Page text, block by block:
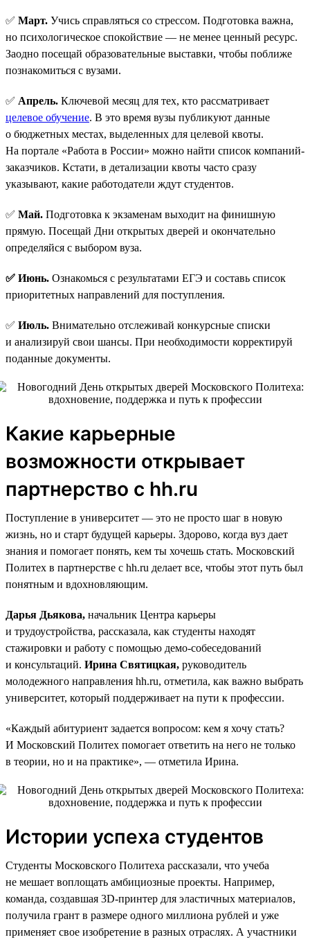
✅ Март. Учись справляться со стрессом. Подготовка важна,
но психологическое спокойствие — не менее ценный ресурс.
Заодно посещай образовательные выставки, чтобы поближе
познакомиться с вузами.
✅ Апрель. Ключевой месяц для тех, кто рассматривает
целевое обучение. В это время вузы публикуют данные
о бюджетных местах, выделенных для целевой квоты.
На портале «Работа в России» можно найти список компаний-
заказчиков. Кстати, в детализации квоты часто сразу
указывают, какие работодатели ждут студентов.
✅ Май. Подготовка к экзаменам выходит на финишную
прямую. Посещай Дни открытых дверей и окончательно
определяйся с выбором вуза.
✅ Июнь. Ознакомься с результатами ЕГЭ и составь список
приоритетных направлений для поступления.
✅ Июль. Внимательно отслеживай конкурсные списки
и анализируй свои шансы. При необходимости корректируй
поданные документы.
Какие карьерные
возможности открывает
партнерство с hh.ru
Поступление в университет — это не просто шаг в новую
жизнь, но и старт будущей карьеры. Здорово, когда вуз дает
знания и помогает понять, кем ты хочешь стать. Московский
Политех в партнерстве с hh.ru делает все, чтобы этот путь был
понятным и вдохновляющим.
Дарья Дьякова, начальник Центра карьеры
и трудоустройства, рассказала, как студенты находят
стажировки и работу с помощью демо-собеседований
и консультаций. Ирина Святицкая, руководитель
молодежного направления hh.ru, отметила, как важно выбрать
университет, который поддерживает на пути к профессии.
«Каждый абитуриент задается вопросом: кем я хочу стать?
И Московский Политех помогает ответить на него не только
в теории, но и на практике», — отметила Ирина.
Истории успеха студентов
Студенты Московского Политеха рассказали, что учеба
не мешает воплощать амбициозные проекты. Например,
команда, создавшая 3D-принтер для эластичных материалов,
получила грант в размере одного миллиона рублей и уже
применяет свое изобретение в разных отраслях. А участники